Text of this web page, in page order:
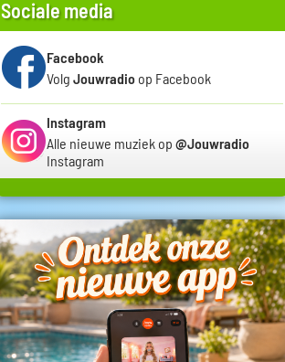
Sociale media
Facebook
Volg Jouwradio op Facebook
Instagram
Alle nieuwe muziek op @Jouwradio
Instagram